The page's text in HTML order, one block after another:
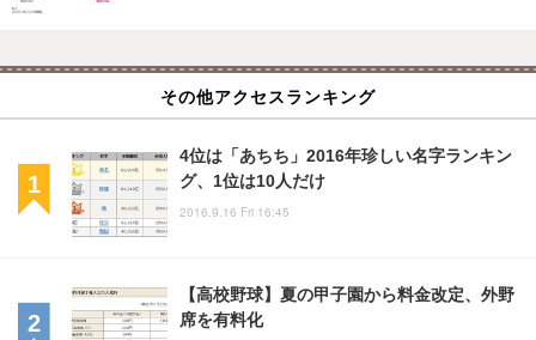
その他アクセスランキング
4位は「あちち」2016年珍しい名字ランキン
グ、1位は10人だけ
2016.9.16 Fri 16:45
【高校野球】夏の甲子園から料金改定、外野
席を有料化